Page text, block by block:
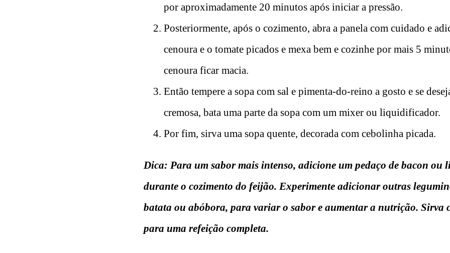
por aproximadamente 20 minutos após iniciar a pressão.
Posteriormente, após o cozimento, abra a panela com cuidado e
cenoura e o tomate picados e mexa bem e cozinhe por mais 5
cenoura ficar macia.
Então tempere a sopa com sal e pimenta-do-reino a gosto e se
cremosa, bata uma parte da sopa com um mixer ou liquidificador.
Por fim, sirva uma sopa quente, decorada com cebolinha picada.
Dica: Para um sabor mais intenso, adicione um pedaço de bacon ou
durante o cozimento do feijão. Experimente adicionar outras
batata ou abóbora, para variar o sabor e aumentar a nutrição. Sirva
para uma refeição completa.